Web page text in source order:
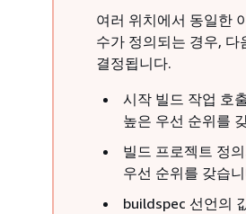
여러 위치에서 동일한
수가 정의되는 경우, 다
결정됩니다.
시작 빌드 작업 호
높은 우선 순위를
빌드 프로젝트 정
우선 순위를 갖습
buildspec 선언의